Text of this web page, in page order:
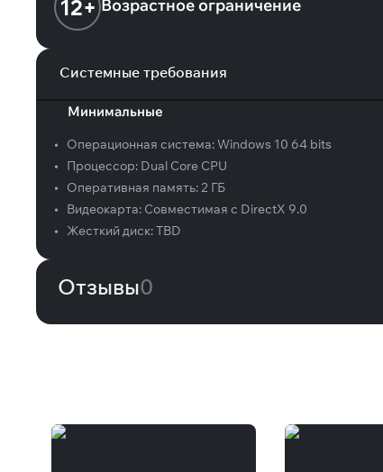
12+ Возрастное ограничение
Системные требования
Минимальные
• Операционная система:Windows 10 64 bits
•
Процессор: Dual Core CPU
•
Оперативная память:2 ГБ
•
Видеокарта: Совместимая с DirectX 9.0
•
Жесткий диск:TBD
Отзывы0